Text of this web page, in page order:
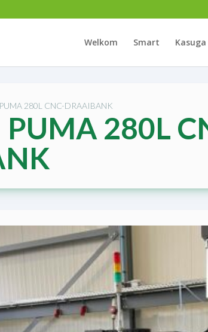
Welkom Smart Kasuga
280L CNC-DRAAIBANK
280L